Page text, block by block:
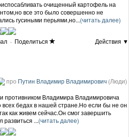
очищенный картофель на
все это было совершенно не
гусиными перьями,но...(читать далее)
· Поделиться
Действия ▼
про Путин Владимир Владимирович (Люди)
противником Владимира Владимировича
бедах в нашей стране.Но если бы не он
как живем сейчас.Он смог завершить
развиться ...(читать далее)